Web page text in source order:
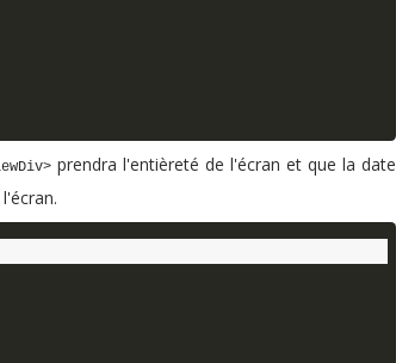
prendra l'entièreté de l'écran et que la date